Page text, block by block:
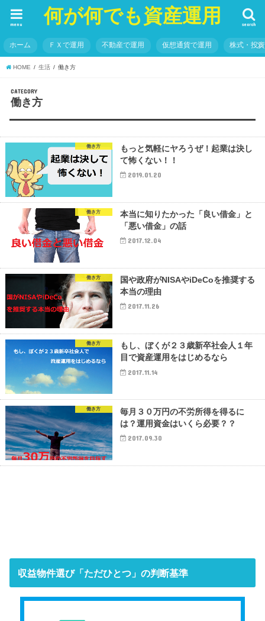
何が何でも資産運用 search
menu
ホーム ＦＸで運用 不動産で運用 仮想通貨で運用 株式・投
HOME 生活 働き方
CATEGORY
働き方
働き方
もっと気軽にヤろうぜ！起業は決し
て怖くない！！
2019.01.20
働き方
本当に知りたかった「良い借金」と
「悪い借金」の話
2017.12.04
働き方
国や政府がNISAやiDeCoを推奨する
本当の理由
2017.11.26
働き方
もし、ぼくが２３歳新卒社会人１年
目で資産運用をはじめるなら
2017.11.14
働き方
毎月３０万円の不労所得を得るに
は？運用資金はいくら必要？？
2017.09.30
収益物件選び「ただひとつ」の判断基準